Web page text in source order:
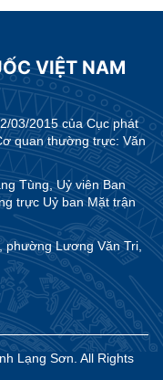
VIỆT NAM
03/2015 của Cục phát
quan thường trực: Văn
Tùng, Uỷ viên Ban
trực Uỷ ban Mặt trận
phường Lương Văn Tri,
Lạng Sơn. All Rights